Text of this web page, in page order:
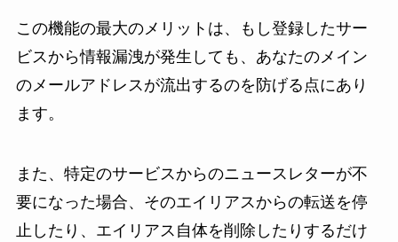
この機能の最大のメリットは、もし登録したサー
ビスから情報漏洩が発生しても、あなたのメイン
のメールアドレスが流出するのを防げる点にあり
ます。
また、特定のサービスからのニュースレターが不
要になった場合、そのエイリアスからの転送を停
止したり、エイリアス自体を削除したりするだけ